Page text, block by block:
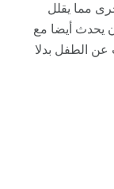
مما يقلل
يحدث أيضا مع
عن الطفل بدلا